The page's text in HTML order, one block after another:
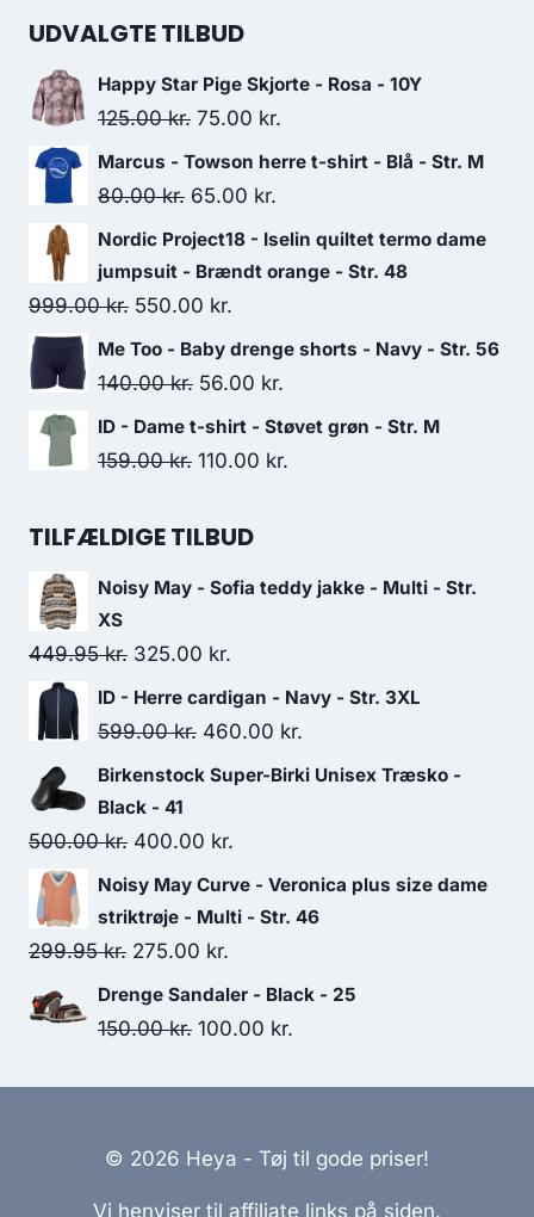
was:
UDVALGTE TILBUD
Happy Star Pige Skjorte - Rosa - 10Y
125.00kr. Original
price
was:
75.00 kr.
price
Marcus - Towson herre t-shirt - Blå - Str. M
80.00kr. Original
price
was:
80.00 kr..
65.00 kr.
price
is:
Nordic Project18 - Iselin quiltet termo dame
jumpsuit - Brændt orange - Str. 48
999.00kr. Original
price
was:
550.00 kr.
price
is:
Me Too - Baby drenge shorts - Navy - Str. 56
140.00kr. Original
price
was:
56.00 kr.
price
is:
ID - Dame t-shirt - Støvet grøn - Str. M
159.00kr. Original
was:
110.00 kr.
TILFÆLDIGE TILBUD
Noisy May - Sofia teddy jakke - Multi - Str.
XS
449.95kr. Original
price
was:
325.00 kr.
price
is:
ID - Herre cardigan - Navy - Str. 3XL
599.00kr. Original
price
599.00 kr..
460.00 kr.
price
Birkenstock Super-Birki Unisex Træsko -
Black - 41
500.00kr. Original
price
was:
500.00 kr..
400.00 kr.
price
is:
Noisy May Curve - Veronica plus size dame
striktrøje - Multi - Str. 46
299.95kr. Original
price
was:
275.00 kr.
price
is:
Drenge Sandaler - Black - 25
150.00kr. Original
100.00 kr.
© 2026 Heya - Tøj til gode priser!
Vi henviser til affiliate links på siden.